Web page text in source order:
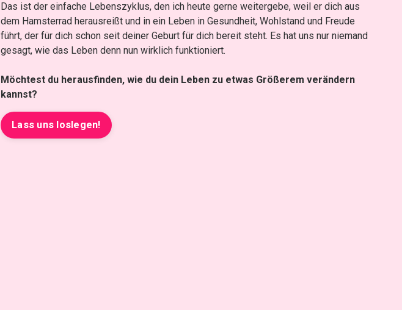
Das ist der einfache Lebenszyklus, den ich heute gerne weitergebe, weil er dich aus
dem Hamsterrad herausreißt und in ein Leben in Gesundheit, Wohlstand und Freude
führt, der für dich schon seit deiner Geburt für dich bereit steht. Es hat uns nur niemand
gesagt, wie das Leben denn nun wirklich funktioniert.
Möchtest du herausfinden, wie du dein Leben zu etwas Größerem verändern
kannst?
Lass uns loslegen!